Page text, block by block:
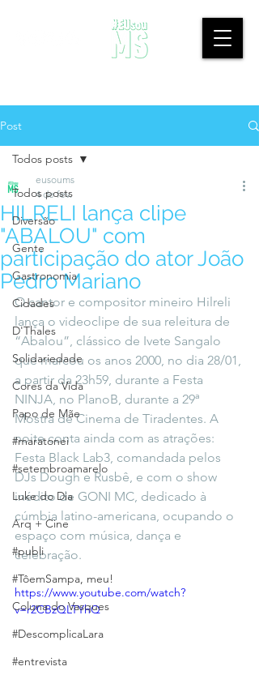
Post
Todos posts
Diversão
Gente
Gastronomia
Cidades
D'Thales
Solidariedade
Cores da Vida
Papo de Mãe
#maratonei
#setembroamarelo
Luke do Dia
Arq + Cine
#publi
#TôemSampa, meu!
Coluna do Vasques
#DescomplicaLara
#entrevista
Todos posts
HILRELI lança clipe
"ABALOU" com
participação do ator João
Pedro Mariano
eusoums
4 de fev.
O cantor e compositor mineiro Hilreli
lança o videoclipe de sua releitura de
“Abalou”, clássico de Ivete Sangalo
que marcou os anos 2000, no dia 28/01,
a partir da 23h59, durante a Festa
NINJA, no PlanoB, durante a 29ª
Mostra de Cinema de Tiradentes. A
noite conta ainda com as atrações:
Festa Black Lab3, comandada pelos
DJs Dough e Rusbê, e com o show
inédito de GONI MC, dedicado à
cúmbia latino-americana, ocupando o
espaço com música, dança e
celebração.
https://www.youtube.com/watch?
v=r2CBzQLTYhQ